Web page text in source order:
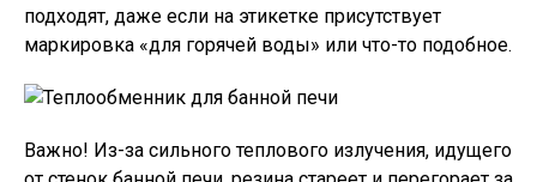
подходят, даже если на этикетке присутствует
маркировка «для горячей воды» или что-то подобное.
Важно! Из-за сильного теплового излучения, идущего